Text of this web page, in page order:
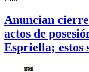
Anuncian
actos de
Espriella; estos